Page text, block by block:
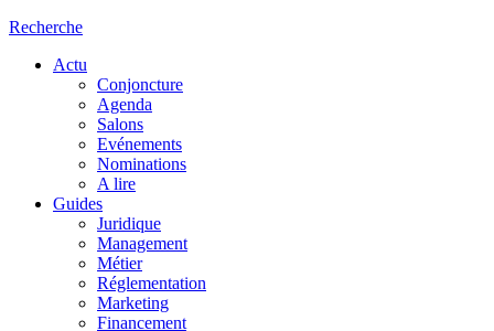
Recherche
Actu
Conjoncture
Agenda
Salons
Evénements
Nominations
A lire
Guides
Juridique
Management
Métier
Réglementation
Marketing
Financement